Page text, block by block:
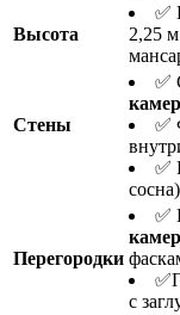
Высота
✅
2,25
Стены
✅
✅
✅
Перегородки
✅
с